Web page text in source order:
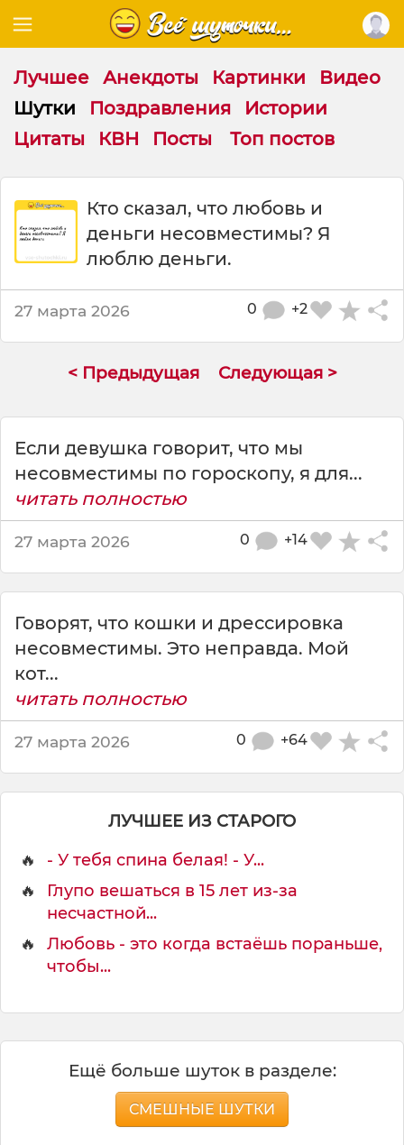
Лучшее Анекдоты Картинки
Видео
Шутки
Поздравления
Истории
Цитаты
КВН Посты Топ постов
:
а
л
ю
Кто сказал, что любовь и
деньги несовместимы? Я
люблю деньги.
27 марта 2026 +2
0
< Предыдущая Следующая >
Если девушка говорит, что мы
несовместимы по гороскопу, я для...
читать полностью
27 марта 2026 +14
0
Говорят, что кошки и дрессировка
несовместимы. Это неправда. Мой
кот...
читать полностью
27 марта 2026 +64
0
ЛУЧШЕЕ ИЗ СТАРОГО
🔥
- У тебя спина белая! - У...
🔥
Глупо вешаться в 15 лет из-за
несчастной...
🔥
Любовь - это когда встаёшь пораньше,
чтобы...
Ещё больше шуток в разделе:
СМЕШНЫЕ ШУТКИ